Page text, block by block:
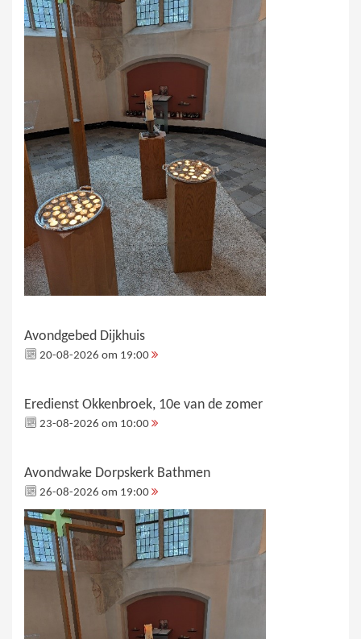
Avondgebed Dijkhuis
20-08-2026 om 19:00
Eredienst Okkenbroek, 10e van de zomer
23-08-2026 om 10:00
Avondwake Dorpskerk Bathmen
26-08-2026 om 19:00